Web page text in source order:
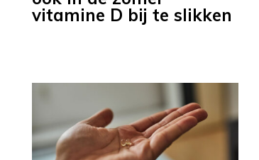
vitamine D bij te slikken